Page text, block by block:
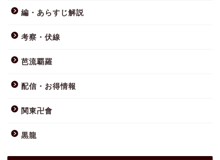
編・あらすじ解説
考察・伏線
芭流覇羅
配信・お得情報
関東卍會
黒龍